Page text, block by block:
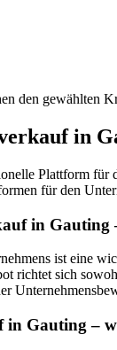
den gewählten
in
Plattform
für den
in Gauting
ist eine
richtet sich
in Gauting –